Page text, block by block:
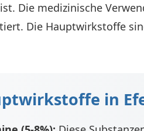
Die medizinische
Die Hauptwirkstoffe
in